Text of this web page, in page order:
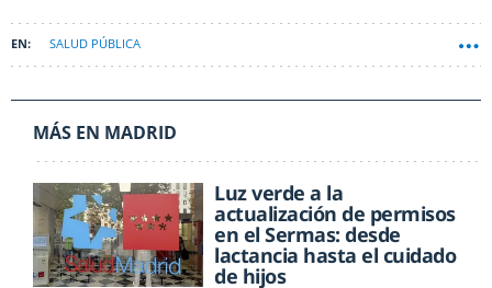
SALUD PÚBLICA
MÁS EN MADRID
Luz verde a la
actualización de permisos
en el Sermas: desde
lactancia hasta el cuidado
de hijos